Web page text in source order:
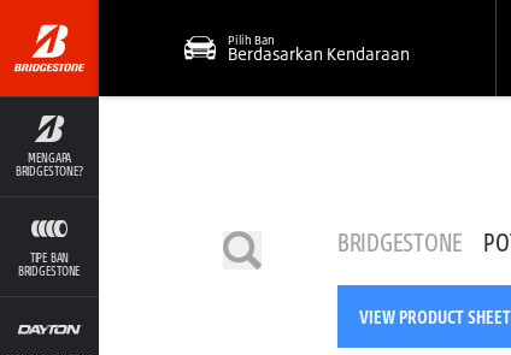
MENGAPA
BRIDGESTONE?
TIPE BAN
BRIDGESTONE
Pilih Ban
Berdasarkan Kendaraan
BRIDGESTONE
VIEW PRODUCT SHEET